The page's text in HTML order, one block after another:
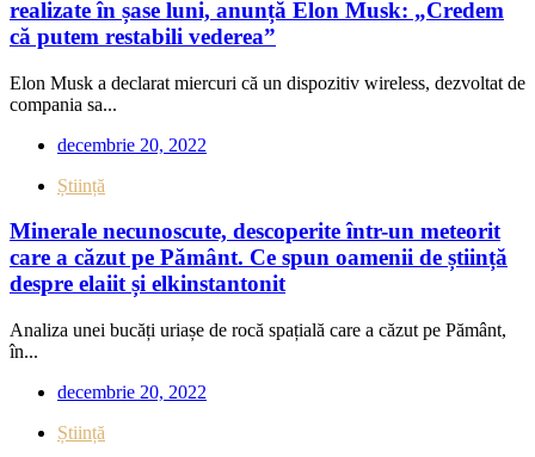
realizate în șase luni, anunță Elon Musk: „Credem
că putem restabili vederea”
Elon Musk a declarat miercuri că un dispozitiv wireless, dezvoltat de
compania sa...
decembrie 20, 2022
Știință
Minerale necunoscute, descoperite într-un meteorit
care a căzut pe Pământ. Ce spun oamenii de știință
despre elaiit și elkinstantonit
Analiza unei bucăți uriașe de rocă spațială care a căzut pe Pământ,
în...
decembrie 20, 2022
Știință